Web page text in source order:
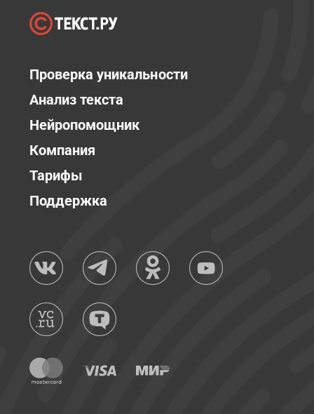
Проверка уникальности
Анализ текста
Нейропомощник
Компания
Тарифы
Поддержка